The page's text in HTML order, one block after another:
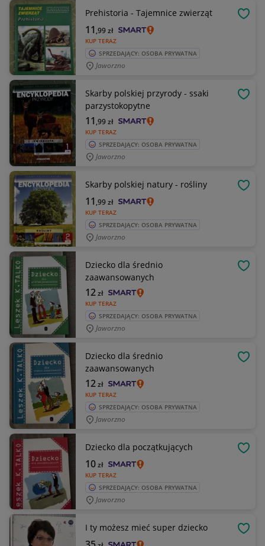
Prehistoria - Tajemnice zwierząt
KUP TERAZ
11 ,99zł
SPRZEDAJĄCY: OSOBA PRYWATNA
Jaworzno
Skarby polskiej przyrody - ssaki
parzystokopytne
KUP TERAZ
11 ,99zł
SPRZEDAJĄCY: OSOBA PRYWATNA
Jaworzno
Skarby polskiej natury - rośliny
KUP TERAZ
11 ,99zł
SPRZEDAJĄCY: OSOBA PRYWATNA
Jaworzno
Dziecko dla średnio
zaawansowanych
KUP TERAZ
12zł
SPRZEDAJĄCY: OSOBA PRYWATNA
Jaworzno
Dziecko dla średnio
zaawansowanych
KUP TERAZ
12zł
SPRZEDAJĄCY: OSOBA PRYWATNA
Jaworzno
Dziecko dla początkujących
KUP TERAZ
10zł
SPRZEDAJĄCY: OSOBA PRYWATNA
Jaworzno
I ty możesz mieć super dziecko